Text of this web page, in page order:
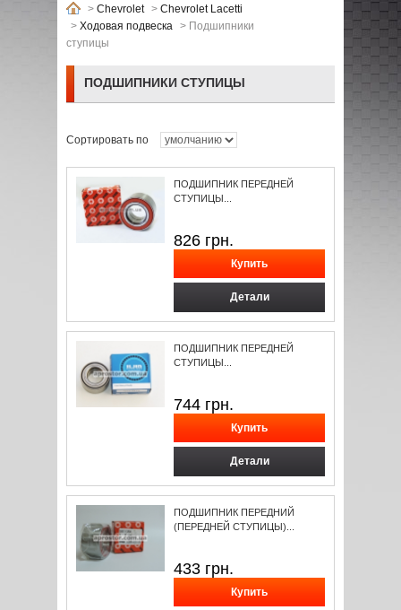
> Chevrolet > Chevrolet Lacetti
> Ходовая подвеска > Подшипники
ступицы
ПОДШИПНИКИ СТУПИЦЫ
Сортировать по
ПОДШИПНИК ПЕРЕДНЕЙ
СТУПИЦЫ...
826 грн.
Детали
ПОДШИПНИК ПЕРЕДНЕЙ
СТУПИЦЫ...
744 грн.
Детали
ПОДШИПНИК ПЕРЕДНИЙ
(ПЕРЕДНЕЙ СТУПИЦЫ)...
433 грн.